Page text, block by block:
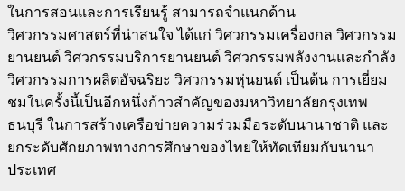
ในการสอนและการเรียนรู้ สามารถจำแนกด้าน
วิศวกรรมศาสตร์ที่น่าสนใจ ได้แก่ วิศวกรรมเครื่องกล วิศวกรรม
ยานยนต์ วิศวกรรมบริการยานยนต์ วิศวกรรมพลังงานและกำลัง
วิศวกรรมการผลิตอัจฉริยะ วิศวกรรมหุ่นยนต์ เป็นต้น การเยี่ยม
ชมในครั้งนี้เป็นอีกหนึ่งก้าวสำคัญของมหาวิทยาลัยกรุงเทพ
ธนบุรี ในการสร้างเครือข่ายความร่วมมือระดับนานาชาติ และ
ยกระดับศักยภาพทางการศึกษาของไทยให้ทัดเทียมกับนานา
ประเทศ